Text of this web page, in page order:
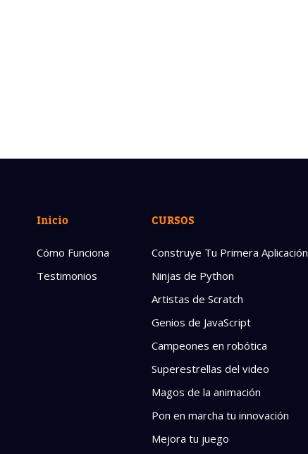
Inicio
Cómo Funciona
Testimonios
CURSOS
Construye Tu Primera Aplicación
Ninjas de Python
Artistas de Scratch
Genios de JavaScript
Campeones en robótica
Superestrellas del video
Magos de la animación
Pon en marcha tu innovación
Mejora tu juego